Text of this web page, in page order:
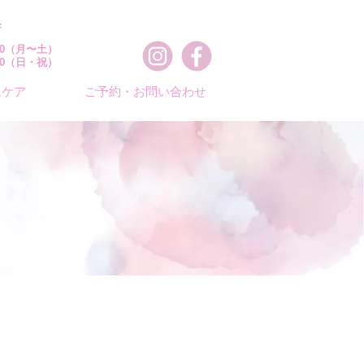
月〜土）
日・祝）
ア ご予約・お問い合わせ